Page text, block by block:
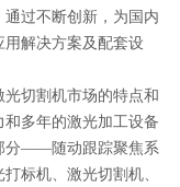
过不断创新，为国内
解决方案及配套设
切割机市场的特点和
多年的激光加工设备
分——随动跟踪聚焦系
标机、激光切割机、